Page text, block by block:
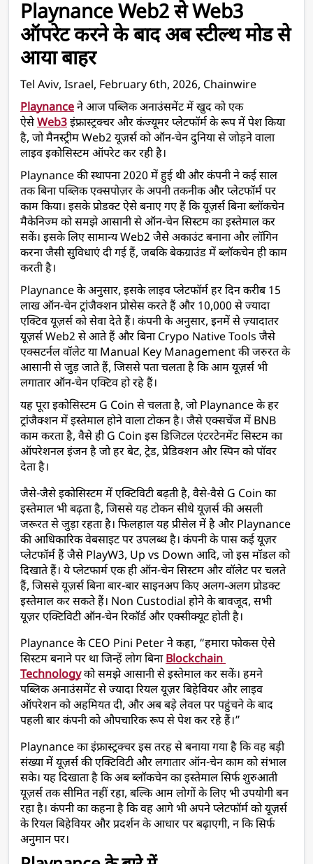
Playnance Web2 से Web3
ऑपरेट करने के बाद अब स्टील्थ मोड से
आया बाहर
Tel Aviv, Israel, February 6th, 2026, Chainwire
Playnance ने आज पब्लिक अनाउंसमेंट में खुद को एक
ऐसे Web3 इंफ्रास्ट्रक्चर और कंज्यूमर प्लेटफॉर्म के रूप में पेश किया
है, जो मैनस्ट्रीम Web2 यूज़र्स को ऑन-चेन दुनिया से जोड़ने वाला
लाइव इकोसिस्टम ऑपरेट कर रही है।
Playnance की स्थापना 2020 में हुई थी और कंपनी ने कई साल
तक बिना पब्लिक एक्सपोज़र के अपनी तकनीक और प्लेटफॉर्म पर
काम किया। इसके प्रोडक्ट ऐसे बनाए गए हैं कि यूज़र्स बिना ब्लॉकचेन
मैकेनिज्म को समझे आसानी से ऑन-चेन सिस्टम का इस्तेमाल कर
सकें। इसके लिए सामान्य Web2 जैसे अकाउंट बनाना और लॉगिन
करना जैसी सुविधाएं दी गई हैं, जबकि बेकग्राउंड में ब्लॉकचेन ही काम
करती है।
Playnance के अनुसार, इसके लाइव प्लेटफॉर्म हर दिन करीब 15
लाख ऑन-चेन ट्रांजैक्शन प्रोसेस करते हैं और 10,000 से ज्यादा
एक्टिव यूज़र्स को सेवा देते हैं। कंपनी के अनुसार, इनमें से ज़्यादातर
यूज़र्स Web2 से आते हैं और बिना Crypo Native Tools जैसे
एक्सटर्नल वॉलेट या Manual Key Management की जरुरत के
आसानी से जुड़ जाते हैं, जिससे पता चलता है कि आम यूज़र्स भी
लगातार ऑन-चेन एक्टिव हो रहे हैं।
यह पूरा इकोसिस्टम G Coin से चलता है, जो Playnance के हर
ट्रांजैक्शन में इस्तेमाल होने वाला टोकन है। जैसे एक्सचेंज में BNB
काम करता है, वैसे ही G Coin इस डिजिटल एंटरटेनमेंट सिस्टम का
ऑपरेशनल इंजन है जो हर बेट, ट्रेड, प्रेडिक्शन और स्पिन को पॉवर
देता है।
जैसे-जैसे इकोसिस्टम में एक्टिविटी बढ़ती है, वैसे-वैसे G Coin का
इस्तेमाल भी बढ़ता है, जिससे यह टोकन सीधे यूज़र्स की असली
जरूरत से जुड़ा रहता है। फिलहाल यह प्रीसेल में है और Playnance
की आधिकारिक वेबसाइट पर उपलब्ध है। कंपनी के पास कई यूज़र
प्लेटफॉर्म हैं जैसे PlayW3, Up vs Down आदि, जो इस मॉडल को
दिखाते हैं। ये प्लेटफार्म एक ही ऑन-चेन सिस्टम और वॉलेट पर चलते
हैं, जिससे यूज़र्स बिना बार-बार साइनअप किए अलग-अलग प्रोडक्ट
इस्तेमाल कर सकते हैं। Non Custodial होने के बावजूद, सभी
यूज़र एक्टिविटी ऑन-चेन रिकॉर्ड और एक्सीक्यूट होती है।
Playnance के CEO Pini Peter ने कहा, “हमारा फोकस ऐसे
सिस्टम बनाने पर था जिन्हें लोग बिना Blockchain
Technology को समझे आसानी से इस्तेमाल कर सकें। हमने
पब्लिक अनाउंसमेंट से ज्यादा रियल यूज़र बिहेवियर और लाइव
ऑपरेशन को अहमियत दी, और अब बड़े लेवल पर पहुंचने के बाद
पहली बार कंपनी को औपचारिक रूप से पेश कर रहे हैं।”
Playnance का इंफ्रास्ट्रक्चर इस तरह से बनाया गया है कि वह बड़ी
संख्या में यूज़र्स की एक्टिविटी और लगातार ऑन-चेन काम को संभाल
सके। यह दिखाता है कि अब ब्लॉकचेन का इस्तेमाल सिर्फ शुरुआती
यूज़र्स तक सीमित नहीं रहा, बल्कि आम लोगों के लिए भी उपयोगी बन
रहा है। कंपनी का कहना है कि वह आगे भी अपने प्लेटफॉर्म को यूज़र्स
के रियल बिहेवियर और प्रदर्शन के आधार पर बढ़ाएगी, न कि सिर्फ
अनुमान पर।